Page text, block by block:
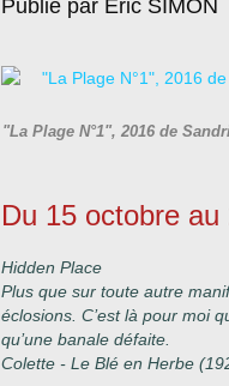
Publié par Eric SIMON
"La Plage N°1", 2016 de
Du 15 octobre
Hidden Place
Plus que sur toute autre
éclosions. C’est là pour moi
qu’une banale défaite.
Colette - Le Blé en Herbe